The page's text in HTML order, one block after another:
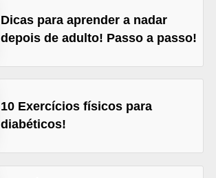
Dicas para aprender a nadar
depois de adulto! Passo a passo!
10 Exercícios físicos para
diabéticos!